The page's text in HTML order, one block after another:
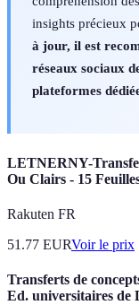
insights précieux
à jour, il est
réseaux sociaux
plateformes
LETNERNY-
Ou Clairs - 15
Rakuten FR
51.77 EURVoir le prix
Transferts de
Ed. universitaires de